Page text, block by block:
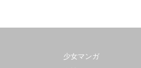
少女マンガ